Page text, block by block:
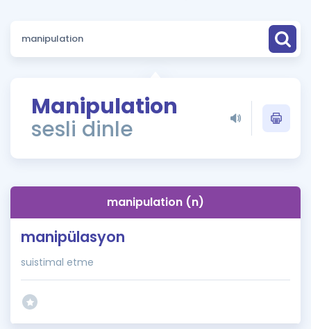
Puan Hesaplama
ÖSYM Sınav Takvimi
Kampanyalar
İngilizce Gramer
Manipulation
sesli dinle
manipulation (n)
manipülasyon
suistimal etme